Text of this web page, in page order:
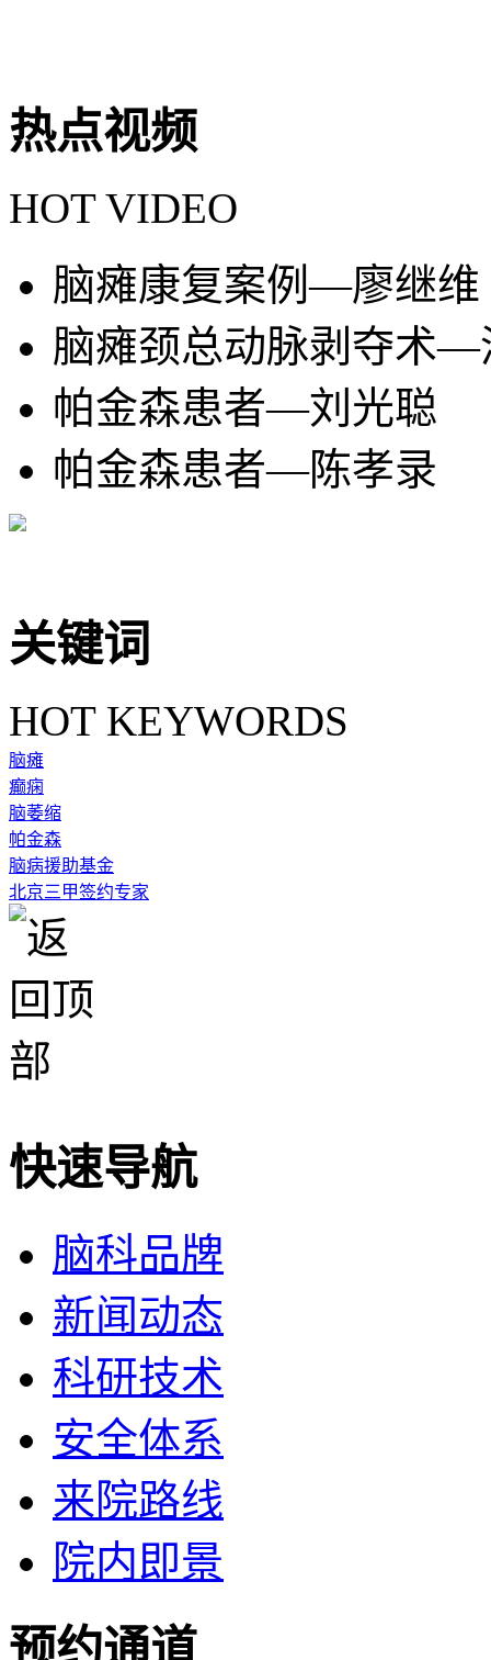
热点视频
HOT VIDEO
脑瘫康复案例—廖继维
脑瘫颈总动脉剥夺术—
帕金森患者—刘光聪
帕金森患者—陈孝录
关键词
HOT KEYWORDS
脑瘫
癫痫
脑萎缩
帕金森
脑病援助基金
北京三甲签约专家
快速导航
脑科品牌
新闻动态
科研技术
安全体系
来院路线
院内即景
预约通道